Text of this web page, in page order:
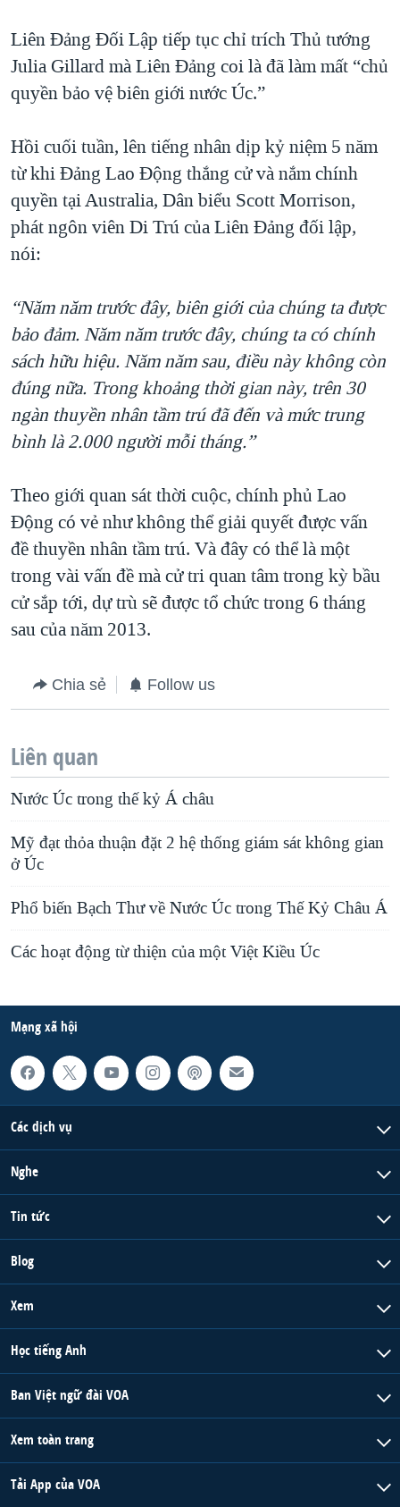
Liên Đảng Đối Lập tiếp tục chỉ trích Thủ tướng
Julia Gillard mà Liên Đảng coi là đã làm mất “chủ
quyền bảo vệ biên giới nước Úc.”
Hồi cuối tuần, lên tiếng nhân dịp kỷ niệm 5 năm
từ khi Đảng Lao Động thắng cử và nắm chính
quyền tại Australia, Dân biểu Scott Morrison,
phát ngôn viên Di Trú của Liên Đảng đối lập,
nói:
“Năm năm trước đây, biên giới của chúng ta được
bảo đảm. Năm năm trước đây, chúng ta có chính
sách hữu hiệu. Năm năm sau, điều này không còn
đúng nữa. Trong khoảng thời gian này, trên 30
ngàn thuyền nhân tầm trú đã đến và mức trung
bình là 2.000 người mỗi tháng.”
Theo giới quan sát thời cuộc, chính phủ Lao
Động có vẻ như không thể giải quyết được vấn
đề thuyền nhân tầm trú. Và đây có thể là một
trong vài vấn đề mà cử tri quan tâm trong kỳ bầu
cử sắp tới, dự trù sẽ được tổ chức trong 6 tháng
sau của năm 2013.
Chia sẻ Follow us
Liên quan
Nước Úc trong thế kỷ Á châu
Mỹ đạt thỏa thuận đặt 2 hệ thống giám sát không gian
ở Úc
Phổ biến Bạch Thư về Nước Úc trong Thế Kỷ Châu Á
Các hoạt động từ thiện của một Việt Kiều Úc
Mạng xã hội
Các dịch vụ
Nghe
Tin tức
Blog
Xem
Học tiếng Anh
Ban Việt ngữ đài VOA
Xem toàn trang
Tải App của VOA